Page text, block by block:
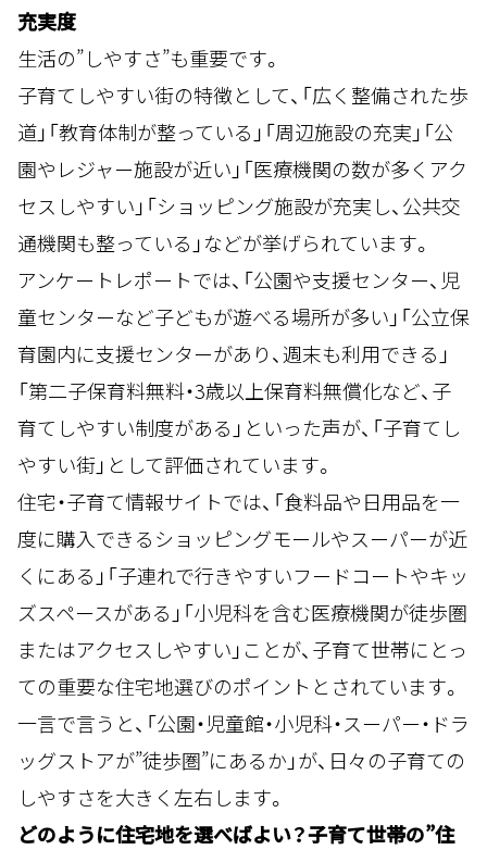
充実度
生活の”しやすさ”も重要です。
子育てしやすい街の特徴として、「広く整備された歩
道」「教育体制が整っている」「周辺施設の充実」「公
園やレジャー施設が近い」「医療機関の数が多くアク
セスしやすい」「ショッピング施設が充実し、公共交
通機関も整っている」などが挙げられています。
アンケートレポートでは、「公園や支援センター、児
童センターなど子どもが遊べる場所が多い」「公立保
育園内に支援センターがあり、週末も利用できる」
「第二子保育料無料・3歳以上保育料無償化など、子
育てしやすい制度がある」といった声が、「子育てし
やすい街」として評価されています。
住宅・子育て情報サイトでは、「食料品や日用品を一
度に購入できるショッピングモールやスーパーが近
くにある」「子連れで行きやすいフードコートやキッ
ズスペースがある」「小児科を含む医療機関が徒歩圏
またはアクセスしやすい」ことが、子育て世帯にとっ
ての重要な住宅地選びのポイントとされています。
一言で言うと、「公園・児童館・小児科・スーパー・ドラ
ッグストアが”徒歩圏”にあるか」が、日々の子育ての
しやすさを大きく左右します。
どのように住宅地を選べばよい？子育て世帯の”住